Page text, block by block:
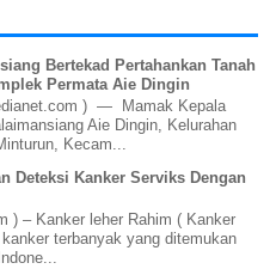
Bertekad Pertahankan Tanah
Permata Aie Dingin
) — Mamak Kepala
Aie Dingin, Kelurahan
Kecam...
Deteksi Kanker Serviks Dengan
) – Kanker leher Rahim ( Kanker
terbanyak yang ditemukan